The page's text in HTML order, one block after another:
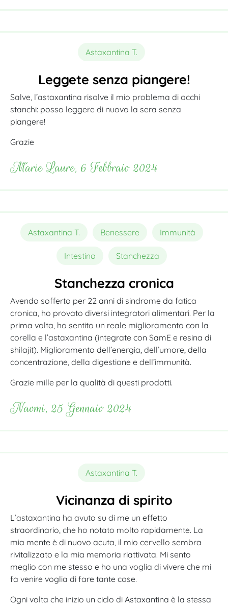
Astaxantina T.
Leggete senza piangere!
Salve, l’astaxantina risolve il mio problema di occhi
stanchi: posso leggere di nuovo la sera senza
piangere!
Grazie
Marie Laure, 6 Febbraio 2024
Astaxantina T. Benessere Immunità
Intestino Stanchezza
Stanchezza cronica
Avendo sofferto per 22 anni di sindrome da fatica
cronica, ho provato diversi integratori alimentari. Per la
prima volta, ho sentito un reale miglioramento con la
corella e l’astaxantina (integrate con SamE e resina di
shilajit). Miglioramento dell’energia, dell’umore, della
concentrazione, della digestione e dell’immunità.
Grazie mille per la qualità di questi prodotti.
Naomi, 25 Gennaio 2024
Astaxantina T.
Vicinanza di spirito
L’astaxantina ha avuto su di me un effetto
straordinario, che ho notato molto rapidamente. La
mia mente è di nuovo acuta, il mio cervello sembra
rivitalizzato e la mia memoria riattivata. Mi sento
meglio con me stesso e ho una voglia di vivere che mi
fa venire voglia di fare tante cose.
Ogni volta che inizio un ciclo di Astaxantina è la stessa